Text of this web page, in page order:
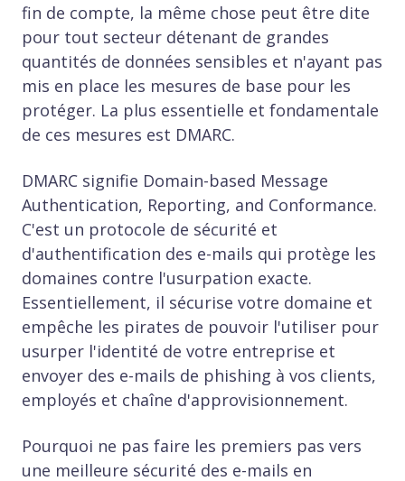
fin de compte, la même chose peut être dite
pour tout secteur détenant de grandes
quantités de données sensibles et n'ayant pas
mis en place les mesures de base pour les
protéger. La plus essentielle et fondamentale
de ces mesures est DMARC.
DMARC signifie Domain-based Message
Authentication, Reporting, and Conformance.
C'est un protocole de sécurité et
d'authentification des e-mails qui protège les
domaines contre l'usurpation exacte.
Essentiellement, il sécurise votre domaine et
empêche les pirates de pouvoir l'utiliser pour
usurper l'identité de votre entreprise et
envoyer des e-mails de phishing à vos clients,
employés et chaîne d'approvisionnement.
Pourquoi ne pas faire les premiers pas vers
une meilleure sécurité des e-mails en